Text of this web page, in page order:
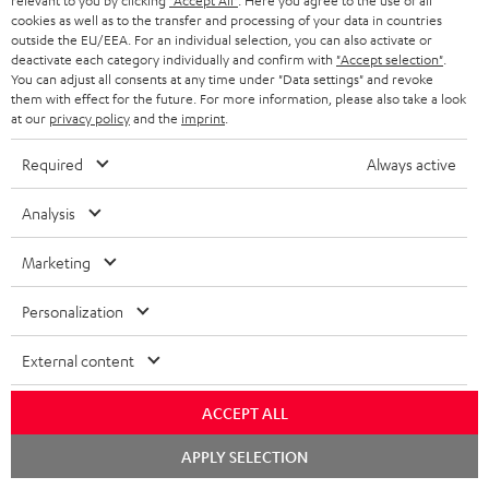
t
e
r
a
n
m
e
l
d
u
n
g
SOUNDBARS
STEREO
SMART HOME
BLUETOOTH-LAUTSPRECHER
Unternehmen
SUPPORT
KARRIERE
PRESSE & MARKETING
Teufel Onlineshops
DEUTSCHLAND
SCHWEIZ
cookies as well as to the transfer and processing of your data in countries
outside the EU/EEA. For an individual selection, you can also activate or
deactivate each category individually and confirm with "Accept selection"
You can adjust all consents at any time under "Data settings" and revoke
them with effect for the future. For more information, please also take a look
at our privacy policyand the imprint
Required Always active
Analysis
Marketing
Personalization
External content
ACCEPT ALL
APPLY SELECTION